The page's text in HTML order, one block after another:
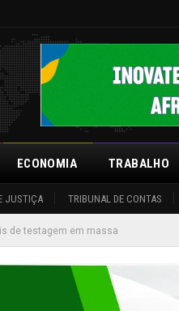
JUSTIÇA TRIBUNAL DE CONTAS
ECONOMIA TRABALHO
de testagem em massa